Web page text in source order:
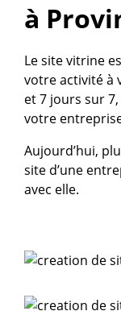
à
Le site vitrine
votre activité à
et 7 jours sur
votre
Aujourd’hui,
site d’une
avec elle.